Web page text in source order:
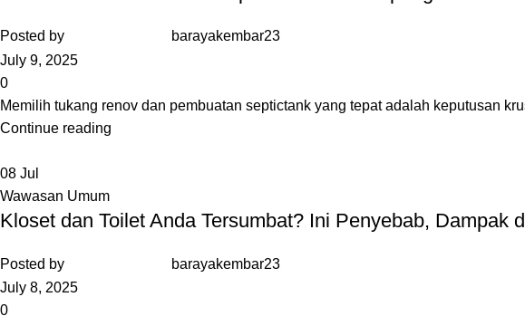
Posted by
barayakembar23
July 9, 2025
0
Memilih tukang renov dan pembuatan septictank yang tepat adalah keputusan
Continue reading
08 Jul
Wawasan Umum
Kloset dan Toilet Anda Tersumbat? Ini Penyebab, Dampak
Posted by
barayakembar23
July 8, 2025
0